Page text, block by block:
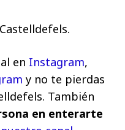
en Instagram,
y no te pierdas
También
en enterarte